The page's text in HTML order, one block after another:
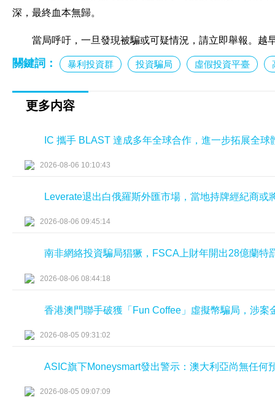
深，最終血本無歸。
當局呼吁，一旦發現被騙或可疑情況，請立即舉報。越
關鍵詞： 暴利投資群 投資騙局 虛假投資平臺
更多内容
IC 攜手 BLAST 達成多年全球合作，進一步拓展全球
2026-08-06 10:10:43
Leverate退出白俄羅斯外匯市場，當地持牌經紀商或
2026-08-06 09:45:14
南非網絡投資騙局猖獗，FSCA上財年開出28億蘭特
2026-08-06 08:44:18
香港澳門聯手破獲「Fun Coffee」虛擬幣騙局，涉案
2026-08-05 09:31:02
ASIC旗下Moneysmart發出警示：澳大利亞尚無任何
2026-08-05 09:07:09